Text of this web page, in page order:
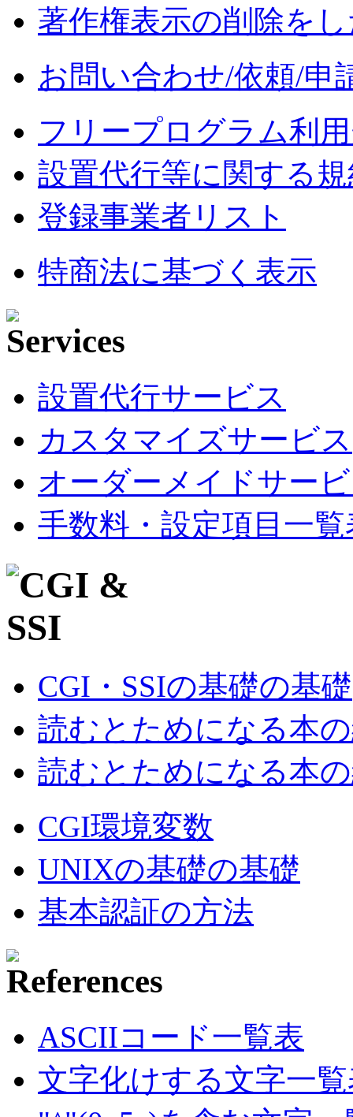
著作権表示の削除を
お問い合わせ/依頼/申
フリープログラム利
設置代行等に関する
登録事業者リスト
特商法に基づく表示
設置代行サービス
カスタマイズサービス
オーダーメイドサー
手数料・設定項目一覧
CGI・SSIの基礎の基礎
読むとためになる本
読むとためになる本
CGI環境変数
UNIXの基礎の基礎
基本認証の方法
ASCIIコード一覧表
文字化けする文字一